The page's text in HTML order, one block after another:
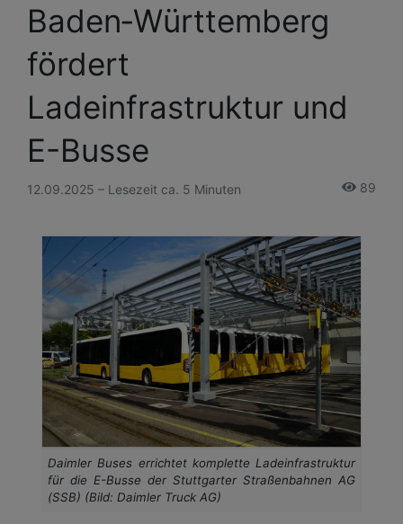
Baden‑Württemberg
fördert
Ladeinfrastruktur und
E-Busse
12.09.2025 – Lesezeit ca. 5 Minuten 89
Daimler Buses errichtet komplette Ladeinfrastruktur
für die E-Busse der Stuttgarter Straßenbahnen AG
(SSB) (Bild: Daimler Truck AG)